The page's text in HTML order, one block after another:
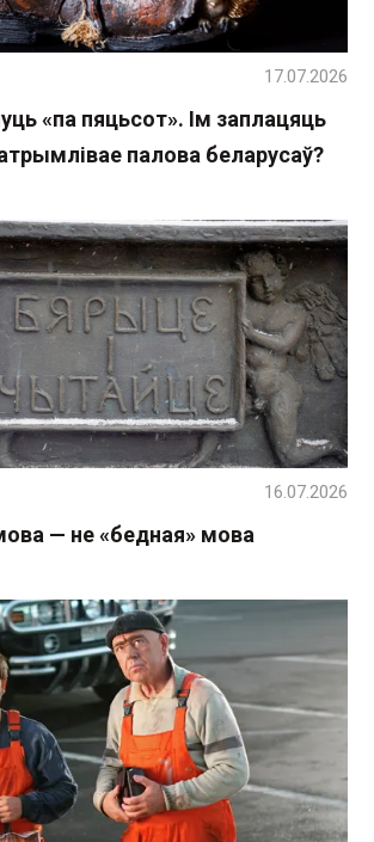
«па пяцьсот». Ім заплацяць
палова беларусаў?
17.07.2026
— не «бедная» мова
16.07.2026